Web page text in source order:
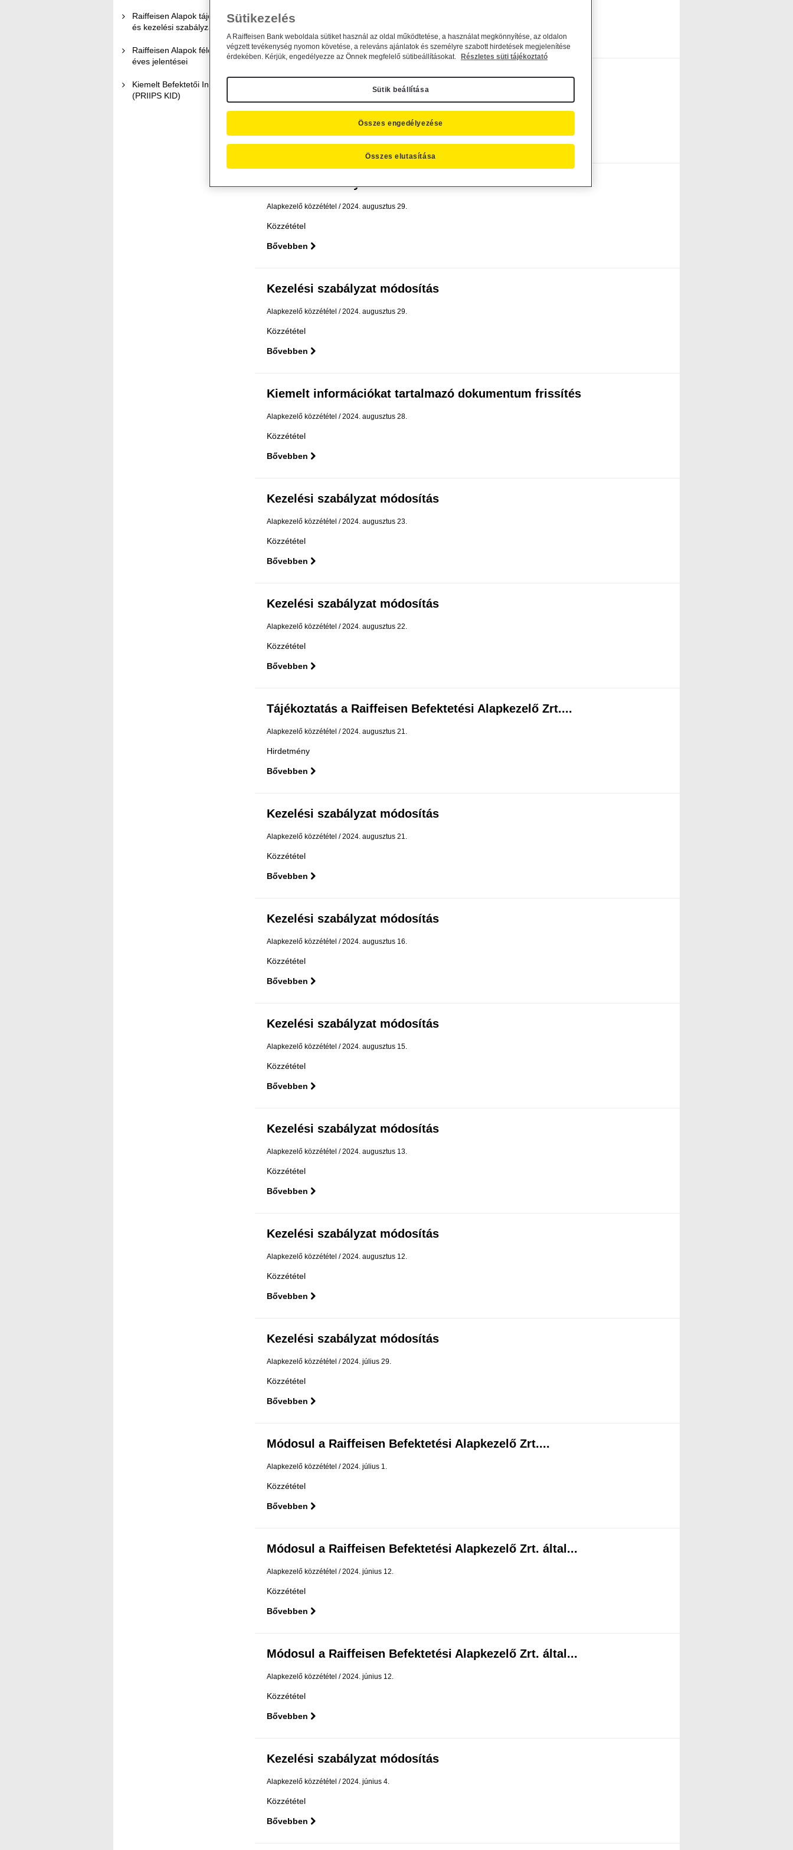
Raiffeisen Alapok tájékoztatói
és kezelési szabályzatai
Raiffeisen Alapok féléves és
éves jelentései
Kiemelt Befektetői Információk
(PRIIPS KID)
Közzététel Közzététel
Bővebben
Kezelési szabályzat módosítás
Alapkezelő közzététel 2024. augusztus 29.
Kezelési szabályzat módosítás
Alapkezelő közzététel 2024. augusztus 29.
Közzététel
Bővebben
Kezelési szabályzat módosítás
Alapkezelő közzététel 2024. augusztus 29.
Közzététel
Bővebben
Kiemelt információkat tartalmazó dokumentum frissítés
Alapkezelő közzététel 2024. augusztus 28.
Közzététel
Bővebben
Kezelési szabályzat módosítás
Alapkezelő közzététel 2024. augusztus 23.
Közzététel
Bővebben
Kezelési szabályzat módosítás
Alapkezelő közzététel 2024. augusztus 22.
Közzététel
Bővebben
Tájékoztatás a Raiffeisen Befektetési Alapkezelő Zrt....
Alapkezelő közzététel 2024. augusztus 21.
Hirdetmény
Bővebben
Kezelési szabályzat módosítás
Alapkezelő közzététel 2024. augusztus 21.
Közzététel
Bővebben
Kezelési szabályzat módosítás
Alapkezelő közzététel 2024. augusztus 16.
Közzététel
Bővebben
Kezelési szabályzat módosítás
Alapkezelő közzététel 2024. augusztus 15.
Közzététel
Bővebben
Kezelési szabályzat módosítás
Alapkezelő közzététel 2024. augusztus 13.
Közzététel
Bővebben
Kezelési szabályzat módosítás
Alapkezelő közzététel 2024. augusztus 12.
Közzététel
Bővebben
Kezelési szabályzat módosítás
Alapkezelő közzététel 2024. július 29.
Közzététel
Bővebben
Módosul a Raiffeisen Befektetési Alapkezelő Zrt....
Alapkezelő közzététel 2024. július 1.
Közzététel
Bővebben
Módosul a Raiffeisen Befektetési Alapkezelő Zrt. által...
Alapkezelő közzététel 2024. június 12.
Közzététel
Bővebben
Módosul a Raiffeisen Befektetési Alapkezelő Zrt. által...
Alapkezelő közzététel 2024. június 12.
Közzététel
Bővebben
Kezelési szabályzat módosítás
Alapkezelő közzététel 2024. június 4.
Közzététel
Bővebben
Sütikezelés
A Raiffeisen Bank weboldala sütiket használ az oldal működtetése, a használat megkönnyítése, az oldalon
végzett tevékenység nyomon követése, a releváns ajánlatok és személyre szabott hirdetések megjelenítése
érdekében. Kérjük, engedélyezze az Önnek megfelelő sütibeállításokat.
Részletes süti tájékoztató
Sütik beállítása
Összes elutasítása
Összes engedélyezése